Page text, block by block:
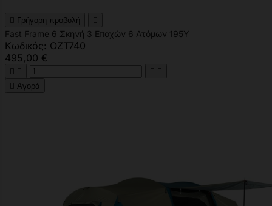
 Γρήγορη προβολή 
Fast Frame 6 Σκηνή 3 Εποχών 6 Ατόμων 195Y
Κωδικός: OZT740
495,00 €
   
 Αγορά